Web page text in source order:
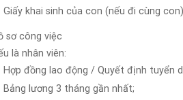
Giấy khai sinh của con (nếu đi cùng
sơ công việc
là nhân viên:
Hợp đồng lao động / Quyết định tuyển
Bảng lương 3 tháng gần nhất;